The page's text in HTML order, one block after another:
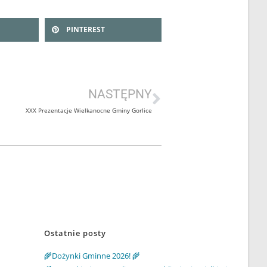
PINTEREST
NASTĘPNY
XXX Prezentacje Wielkanocne Gminy Gorlice
Ostatnie posty
🌾Dożynki Gminne 2026! 🌾